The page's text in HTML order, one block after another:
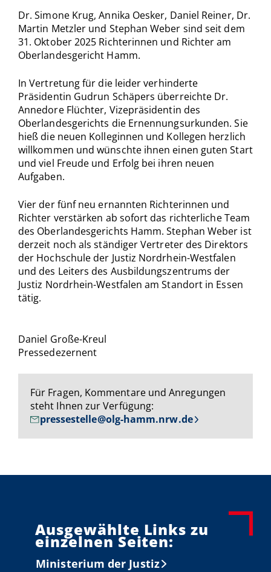
Dr. Simone Krug, Annika Oesker, Daniel Reiner, Dr.
Martin Metzler und Stephan Weber sind seit dem
31. Oktober 2025 Richterinnen und Richter am
Oberlandesgericht Hamm.
In Vertretung für die leider verhinderte
Präsidentin Gudrun Schäpers überreichte Dr.
Annedore Flüchter, Vizepräsidentin des
Oberlandesgerichts die Ernennungsurkunden. Sie
hieß die neuen Kolleginnen und Kollegen herzlich
willkommen und wünschte ihnen einen guten Start
und viel Freude und Erfolg bei ihren neuen
Aufgaben.
Vier der fünf neu ernannten Richterinnen und
Richter verstärken ab sofort das richterliche Team
des Oberlandesgerichts Hamm. Stephan Weber ist
derzeit noch als ständiger Vertreter des Direktors
der Hochschule der Justiz Nordrhein-Westfalen
und des Leiters des Ausbildungszentrums der
Justiz Nordrhein-Westfalen am Standort in Essen
tätig.
Daniel Große-Kreul
Pressedezernent
Für Fragen, Kommentare und Anregungen
steht Ihnen zur Verfügung:
pressestelle@olg-hamm.nrw.de
Ausgewählte Links zu
einzelnen Seiten:
Ministerium der Justiz